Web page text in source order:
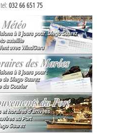
tel: 032 66 651 75